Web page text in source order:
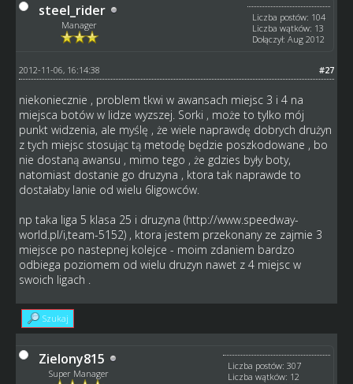
steel_rider
Manager
Liczba postów: 104
Liczba wątków: 13
Dołączył: Aug 2012
#27
2012-11-06, 16:14:38
niekoniecznie , problem tkwi w awansach miejsc 3 i 4 na
miejsca botów w lidze wyzszej. Sorki , może to tylko mój
punkt widzenia, ale myślę , że wiele naprawdę dobrych drużyn
z tych miejsc stosując tą metodę będzie poszkodowane , bo
nie dostaną awansu , mimo tego , że gdzies były boty,
natomiast dostanie go druzyna , ktora tak naprawde to
dostałaby lanie od wielu 6ligowców.
np taka liga 5 klasa 25 i druzyna (http://www.speedway-
world.pl/i,team-5152) , ktora jestem przekonany ze zajmie 3
miejsce po nastepnej kolejce - moim zdaniem bardzo
odbiega poziomem od wielu druzyn nawet z 4 miejsc w
swoich ligach .
Szukaj
Zielony815
Super Manager
Liczba postów: 307
Liczba wątków: 12